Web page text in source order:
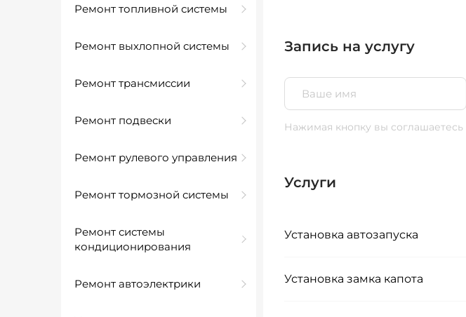
Ремонт топливной системы
Ремонт выхлопной системы
Ремонт трансмиссии
Ремонт подвески
Ремонт рулевого управления
Ремонт тормозной системы
Ремонт системы
кондиционирования
Ремонт автоэлектрики
Запись на услугу
Нажимая кнопку вы соглашаетесь
Услуги
Установка автозапуска
Установка замка капота